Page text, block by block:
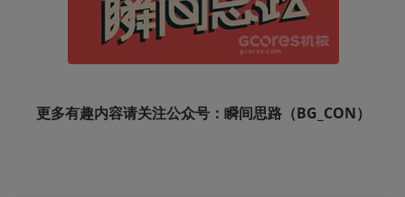
更多有趣内容请关注公众号：瞬间思路（BG_CON）